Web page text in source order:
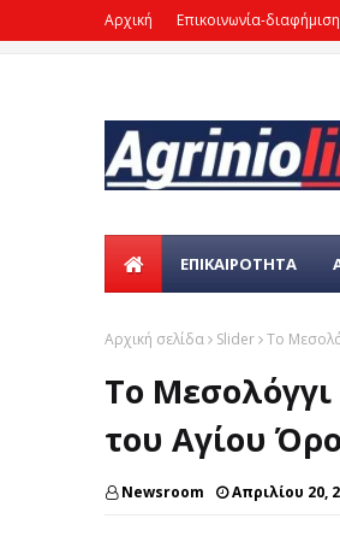
Αρχική Επικοινωνία-διαφήμιση
ΕΠΙΚΑΙΡΌΤΗΤΑ
Αρχική σελίδα Slider Το
Το Μεσολόγγι
του Αγίου
Newsroom Απριλίου 20,